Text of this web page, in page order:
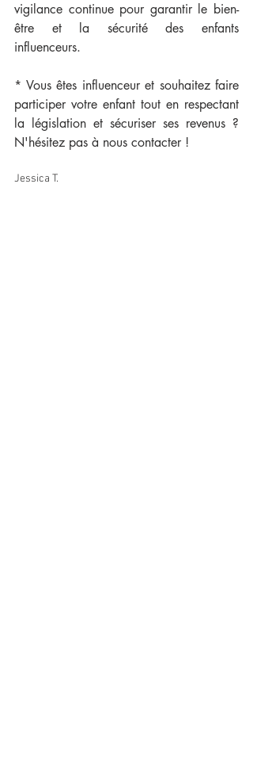
vigilance continue pour garantir le bien-
être et la sécurité des enfants
influenceurs.
* Vous êtes influenceur et souhaitez faire
participer votre enfant tout en respectant
la législation et sécuriser ses revenus ?
N'hésitez pas à nous contacter !
Jessica T.